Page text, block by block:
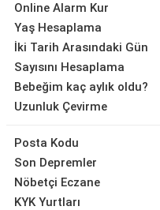
Online Alarm Kur
Yaş Hesaplama
İki Tarih Arasındaki Gün
Sayısını Hesaplama
Bebeğim kaç aylık oldu?
Uzunluk Çevirme
Posta Kodu
Son Depremler
Nöbetçi Eczane
KYK Yurtları